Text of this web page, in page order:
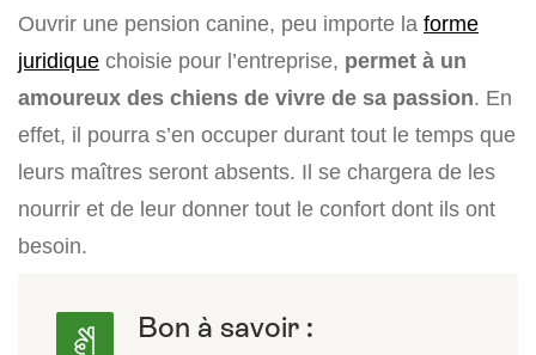
Ouvrir une pension canine, peu importe la forme
juridique choisie pour l’entreprise, permet à un
amoureux des chiens de vivre de sa passion. En
effet, il pourra s’en occuper durant tout le temps que
leurs maîtres seront absents. Il se chargera de les
nourrir et de leur donner tout le confort dont ils ont
besoin.
Bon à savoir :